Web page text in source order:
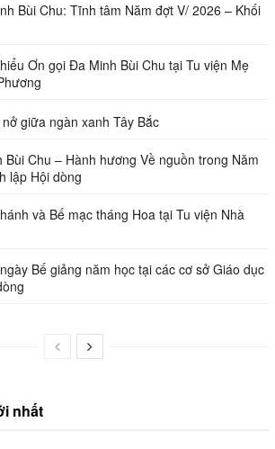
Bùi Chu: Tĩnh tâm Năm đợt V/ 2026 – Khối
Ơn gọi Đa Minh Bùi Chu tại Tu viện Mẹ
giữa ngàn xanh Tây Bắc
Chu – Hành hương Về nguồn trong Năm
lập Hội dòng
và Bế mạc tháng Hoa tại Tu viện Nhà
Bế giảng năm học tại các cơ sở Giáo dục
nhất